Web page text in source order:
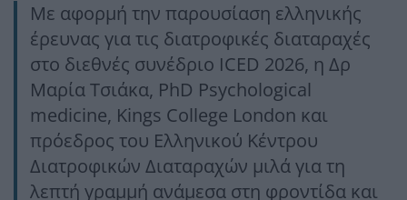
Με αφορμή την παρουσίαση ελληνικής
έρευνας για τις διατροφικές διαταραχές
στο διεθνές συνέδριο ICED 2026, η Δρ
Μαρία Τσιάκα, PhD Psychological
medicine, Kings College London και
πρόεδρος του Ελληνικού Κέντρου
Διατροφικών Διαταραχών μιλά για τη
λεπτή γραμμή ανάμεσα στη φροντίδα και